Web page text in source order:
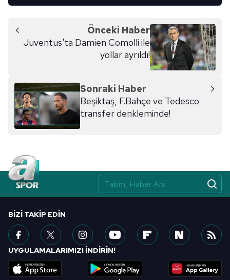
Önceki Haber
Juventus'ta Damien Comolli ile
yollar ayrıldı!
Sonraki Haber
Beşiktaş, F.Bahçe ve Tedesco
transfer denkleminde!
BIZI TAKIP EDIN
UYGULAMALARIMIZI İNDİRİN!